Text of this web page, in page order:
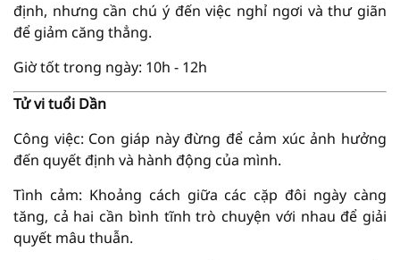
định, nhưng cần chú ý đến việc nghỉ ngơi và thư giãn
để giảm căng thẳng.
Giờ tốt trong ngày: 10h - 12h
Tử vi tuổi Dần
Công việc: Con giáp này đừng để cảm xúc ảnh hưởng
đến quyết định và hành động của mình.
Tình cảm: Khoảng cách giữa các cặp đôi ngày càng
tăng, cả hai cần bình tĩnh trò chuyện với nhau để giải
quyết mâu thuẫn.